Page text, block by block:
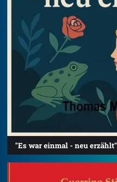
"Es war einmal - neu erzählt"